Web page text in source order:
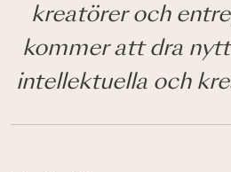
kreatörer och
kommer att dra
intellektuella och